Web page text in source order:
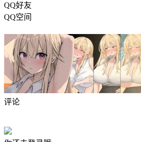
QQ好友
QQ空间
评论